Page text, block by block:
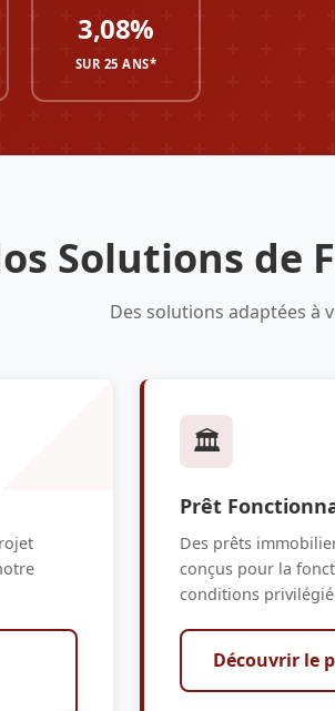
3,08%
SUR 25 ANS*
Solutions de
Des solutions adaptées à
🏛️
Prêt
Des prêts
conçus pour la
conditions
Découvrir le